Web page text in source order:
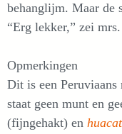
behanglijm. Maar de
“Erg lekker,” zei
Opmerkingen
Dit is een
staat geen munt en
(fijngehakt) en